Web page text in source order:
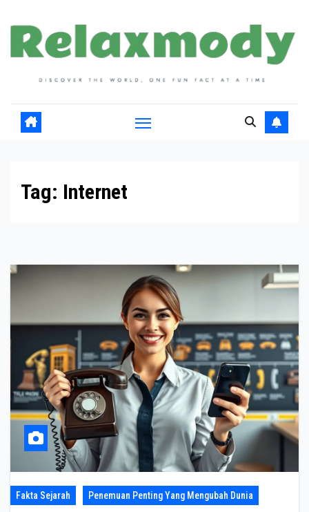
content
Tag: Internet
Fakta Sejarah Penemuan Penting Yang Mengubah Dunia